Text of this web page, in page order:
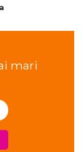
mari